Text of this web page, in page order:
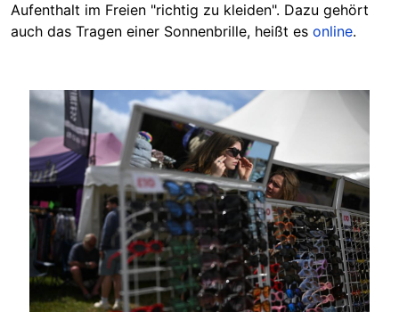
Aufenthalt im Freien "richtig zu kleiden". Dazu gehört
auch das Tragen einer Sonnenbrille, heißt es online.
Image